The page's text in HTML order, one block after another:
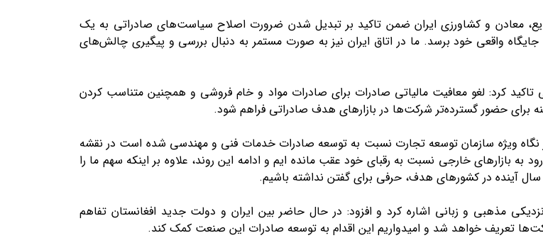
معادن و کشاورزی ایران ضمن تاکید بر تبدیل شدن ضرورت اصلاح سیاست‌های صادراتی به یک
واقعی خود برسد. ما در اتاق ایران نیز به صورت مستمر به دنبال بررسی و پیگیری چالش‌های
کرد: لغو معافیت مالیاتی صادرات برای صادرات مواد و خام فروشی و همچنین متناسب کردن
برای حضور گسترده‌تر شرکت‌ها در بازار‌های هدف صادراتی فراهم شود.
کربلایی، دبیر کمیته ماده ۱۹ نیز ضمن تاکید بر نگاه ویژه سازمان توسعه تجارت نسبت به توسعه صادرات خدمات فنی و مهندسی شده است در نقشه
بازار‌های خارجی نسبت به رقبای خود عقب مانده ایم و ادامه این روند، علاوه بر اینکه سهم ما را
آینده در کشور‌های هدف، حرفی برای گفتن نداشته باشیم.
مذهبی و زبانی اشاره کرد و افزود: در حال حاضر بین ایران و دولت جدید افغانستان تفاهم
تعریف خواهد شد و امیدواریم این اقدام به توسعه صادرات این صنعت کمک کند.